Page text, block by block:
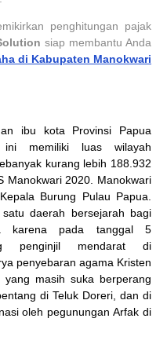
penghitungan pajak
siap membantu Anda
di Kabupaten Manokwari
ibu kota Provinsi Papua
ini memiliki luas wilayah
kurang lebih 188.932
Manokwari 2020. Manokwari
Burung Pulau Papua.
daerah bersejarah bagi
karena pada tanggal 5
penginjil mendarat di
penyebaran agama Kristen
yang masih suka berperang
di Teluk Doreri, dan di
oleh pegunungan Arfak di